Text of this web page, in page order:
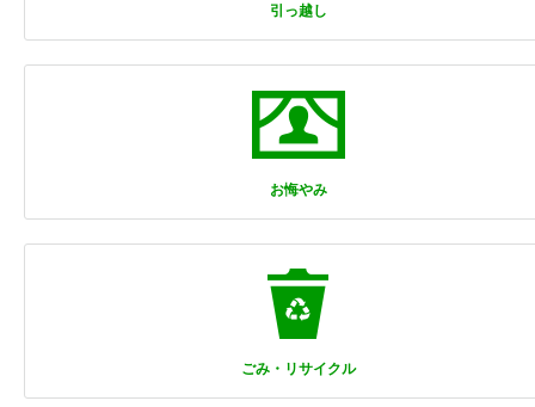
引っ越し
お悔やみ
ごみ・リサイクル